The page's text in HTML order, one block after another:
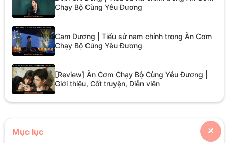
Chạy Bộ Cùng Yêu Đương
Cam Dương | Tiểu sử nam chính trong Ăn Cơm
Chạy Bộ Cùng Yêu Đương
[Review] Ăn Cơm Chạy Bộ Cùng Yêu Đương |
Giới thiệu, Cốt truyện, Diễn viên
✕
Mục lục